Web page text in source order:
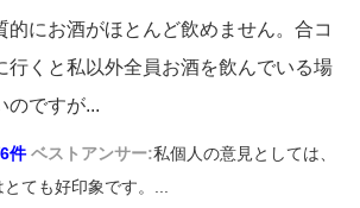
的にお酒がほとんど飲めません。合コ
行くと私以外全員お酒を飲んでいる場
のですが...
件 ベストアンサー:私個人の意見としては、
ても好印象です。...